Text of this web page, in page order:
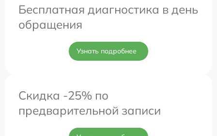
Бесплатная диагностика в день
обращения
Узнать подробнее
Скидка -25% по
предварительной записи